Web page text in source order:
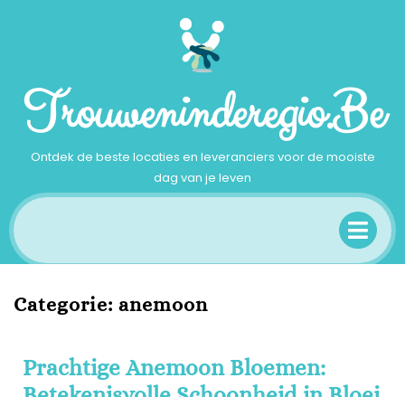
Trouweninderegio.be
Ontdek de beste locaties en leveranciers voor de mooiste
dag van je leven
Categorie: anemoon
Prachtige Anemoon Bloemen: